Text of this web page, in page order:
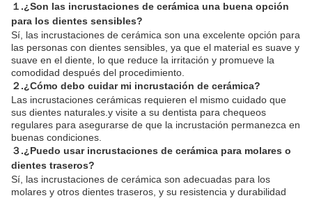
１.¿Son las incrustaciones de cerámica una buena opción
para los dientes sensibles?
Sí, las incrustaciones de cerámica son una excelente opción para
las personas con dientes sensibles, ya que el material es suave y
suave en el diente, lo que reduce la irritación y promueve la
comodidad después del procedimiento.
２.¿Cómo debo cuidar mi incrustación de cerámica?
Las incrustaciones cerámicas requieren el mismo cuidado que
sus dientes naturales.y visite a su dentista para chequeos
regulares para asegurarse de que la incrustación permanezca en
buenas condiciones.
３.¿Puedo usar incrustaciones de cerámica para molares o
dientes traseros?
Sí, las incrustaciones de cerámica son adecuadas para los
molares y otros dientes traseros, y su resistencia y durabilidad